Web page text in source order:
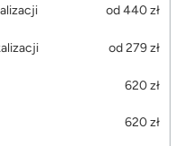
od 440 zł
od 279 zł
620 zł
620 zł